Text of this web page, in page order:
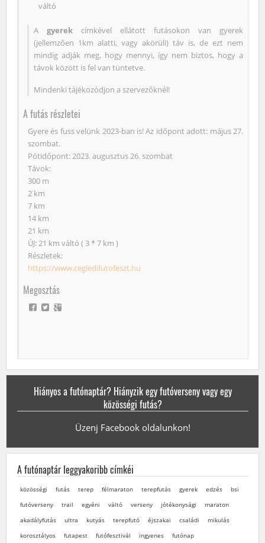
váltó
A gyerek címkével ellátott futásokon van gyerek
(jellemzően 1km alatti, vagy akörüli) táv is, de ezt nem
mindig adják meg, hogy mennyi, így nem biztos, hogy a
távok között is fel van tüntetve.
Mindenki tájékozódjon a szervezőknél!
A futás részletei
Gyere és fuss velünk 2023-ban is! Az időpont adott: május 27.
szombat.
Pótidőpont: 2023. augusztus 26. szombat
Távok:
300 m
2 km
7 km
14 km
21 km
ÚJ: 21 km váltó ( 3 * 7 km )
Részletek:
https://www.cegledifutofeszt.hu
Megosztás
Hiányos a futónaptár? Hiányzik egy futóverseny vagy egy
közösségi futás?
Üzenj Facebook oldalunkon!
A futónaptár leggyakoribb címkéi
közösségi futás terep félmaraton terepfutás gyerek edzés
bsi
futóverseny
trail egyéni váltó verseny jótékonysági
maraton
akadályfutás
ultra kutyás terepfutó éjszakai családi
mikulás
korosztályos
futapest futófesztivál ingyenes
futónap